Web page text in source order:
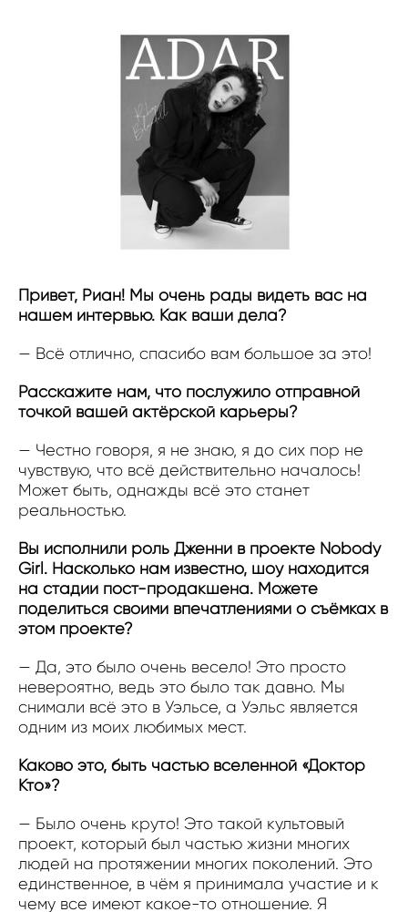
Привет, Риан! Мы очень рады видеть вас на
нашем интервью. Как ваши дела?
— Всё отлично, спасибо вам большое за это!
Расскажите нам, что послужило отправной
точкой вашей актёрской карьеры?
— Честно говоря, я не знаю, я до сих пор не
чувствую, что всё действительно началось!
Может быть, однажды всё это станет
реальностью.
Вы исполнили роль Дженни в проекте Nobody
Girl. Насколько нам известно, шоу находится
на стадии пост-продакшена. Можете
поделиться своими впечатлениями о съёмках в
этом проекте?
— Да, это было очень весело! Это просто
невероятно, ведь это было так давно. Мы
снимали всё это в Уэльсе, а Уэльс является
одним из моих любимых мест.
Каково это, быть частью вселенной «Доктор
Кто»?
— Было очень круто! Это такой культовый
проект, который был частью жизни многих
людей на протяжении многих поколений. Это
единственное, в чём я принимала участие и к
чему все имеют какое-то отношение. Я